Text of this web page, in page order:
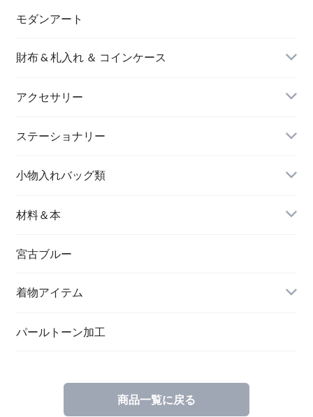
モダンアート
財布 & 札入れ ＆ コインケース
長財布
アクセサリー
イヤリング＆ピアス
バングル＆ブレスレット
ペンダント
ブローチ
ステーショナリー
名刺入れ
メッセージカード
一筆箋
小物入れバッグ類
バッグ
材料＆本
ハンドメイドキット
宮古ブルー
着物アイテム
パールトーン加工
商品一覧に戻る